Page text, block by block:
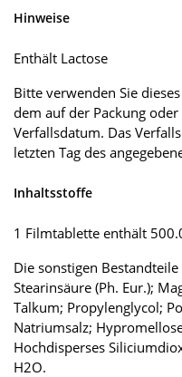
Hinweise
Enthält Lactose
Bitte verwenden Sie
dem auf der Packung
Verfallsdatum. Das
letzten Tag des
Inhaltsstoffe
1 Filmtablette enthält
Die sonstigen
Stearinsäure (Ph. Eur.);
Talkum; Propylenglycol;
Natriumsalz;
Hochdisperses
H2O.